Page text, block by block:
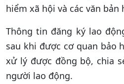
hiểm xã hội và các văn bản
Thông tin đăng ký lao
sau khi được cơ quan bảo
xử lý được đồng bộ, chia
người lao động.